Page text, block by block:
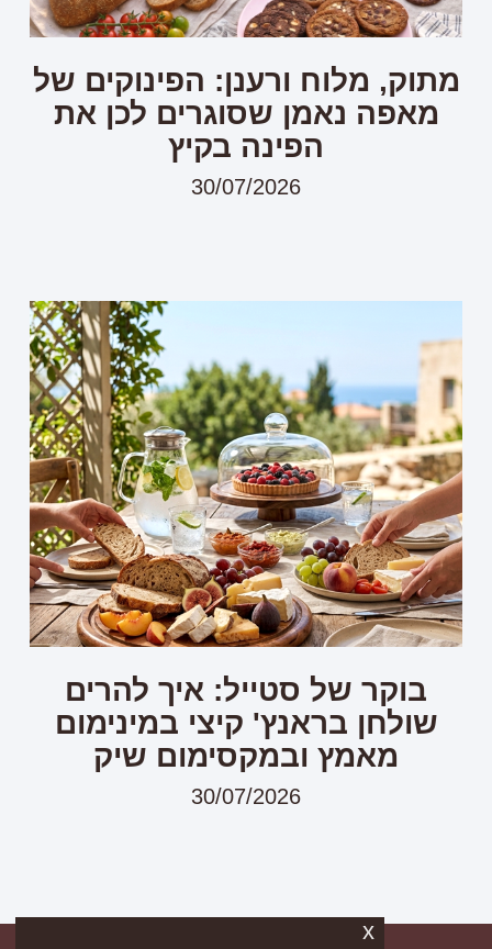
מתוק, מלוח ורענן: הפינוקים של
מאפה נאמן שסוגרים לכן את
הפינה בקיץ
30/07/2026
בוקר של סטייל: איך להרים
שולחן בראנץ' קיצי במינימום
מאמץ ובמקסימום שיק
30/07/2026
x